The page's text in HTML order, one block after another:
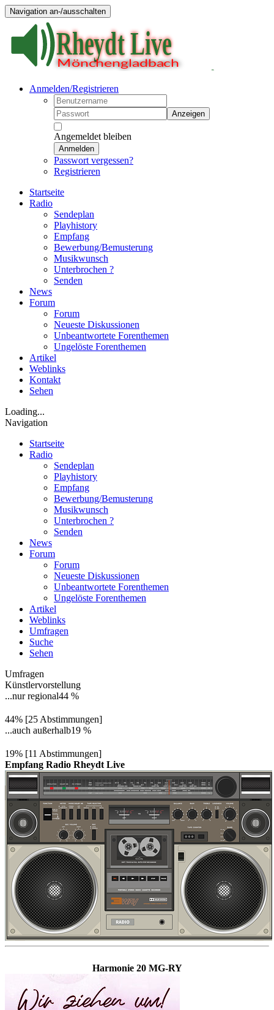
Navigation an-/ausschalten
Anmelden/Registrieren
Anzeigen
Angemeldet bleiben
Anmelden
Passwort vergessen?
Registrieren
Startseite
Radio
Sendeplan
Playhistory
Empfang
Bewerbung/Bemusterung
Musikwunsch
Unterbrochen ?
Senden
News
Forum
Forum
Neueste Diskussionen
Unbeantwortete Forenthemen
Ungelöste Forenthemen
Artikel
Weblinks
Kontakt
Sehen
Loading...
Navigation
Startseite
Radio
Sendeplan
Playhistory
Empfang
Bewerbung/Bemusterung
Musikwunsch
Unterbrochen ?
Senden
News
Forum
Forum
Neueste Diskussionen
Unbeantwortete Forenthemen
Ungelöste Forenthemen
Artikel
Weblinks
Umfragen
Suche
Sehen
Umfragen
Künstlervorstellung
...nur regional44 %
44% [25 Abstimmungen]
...auch außerhalb19 %
19% [11 Abstimmungen]
Empfang Radio Rheydt Live
Harmonie 20 MG-RY